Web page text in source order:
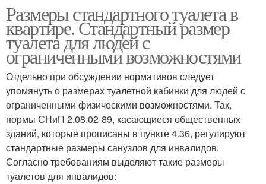
Размеры стандартного туалета в
квартире. Стандартный размер
туалета для людей с
ограниченными возможностями
Отдельно при обсуждении нормативов следует
упомянуть о размерах туалетной кабинки для людей с
ограниченными физическими возможностями. Так,
нормы СНиП 2.08.02-89, касающиеся общественных
зданий, которые прописаны в пункте 4.36, регулируют
стандартные размеры санузлов для инвалидов.
Согласно требованиям выделяют такие размеры
туалетов для инвалидов: